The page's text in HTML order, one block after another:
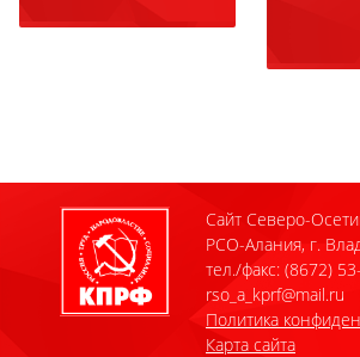
Сайт Северо-
РСО-Алания, г.
тел./факс: (8672)
rso_a_kprf@mail.ru
Политика
Карта сайта